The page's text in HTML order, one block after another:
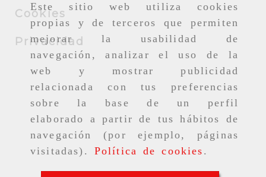
Este sitio web utiliza cookies
propias y de terceros que permiten
mejorar la usabilidad de
navegación, analizar el uso de la
web y mostrar publicidad
relacionada con tus preferencias
sobre la base de un perfil
elaborado a partir de tus hábitos de
navegación (por ejemplo, páginas
visitadas). Política de cookies .
Cookies
Privacidad